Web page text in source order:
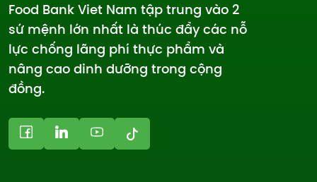
Food Bank Viet Nam tập trung vào 2
sứ mệnh lớn nhất là thúc đẩy các nỗ
lực chống lãng phí thực phẩm và
nâng cao dinh dưỡng trong cộng
đồng.